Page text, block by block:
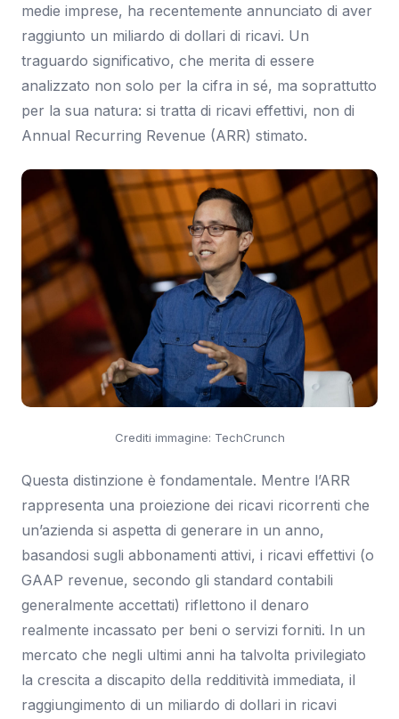
medie imprese, ha recentemente annunciato di aver
raggiunto un miliardo di dollari di ricavi. Un
traguardo significativo, che merita di essere
analizzato non solo per la cifra in sé, ma soprattutto
per la sua natura: si tratta di ricavi effettivi, non di
Annual Recurring Revenue (ARR) stimato.
Crediti immagine: TechCrunch
Questa distinzione è fondamentale. Mentre l’ARR
rappresenta una proiezione dei ricavi ricorrenti che
un’azienda si aspetta di generare in un anno,
basandosi sugli abbonamenti attivi, i ricavi effettivi (o
GAAP revenue, secondo gli standard contabili
generalmente accettati) riflettono il denaro
realmente incassato per beni o servizi forniti. In un
mercato che negli ultimi anni ha talvolta privilegiato
la crescita a discapito della redditività immediata, il
raggiungimento di un miliardo di dollari in ricavi